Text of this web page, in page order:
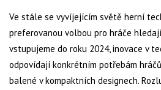
Ve stále se vyvíjejícím světě herní
preferovanou volbou pro hráče
vstupujeme do roku 2024, inovace v
odpovídají konkrétním potřebám
balené v kompaktních designech.